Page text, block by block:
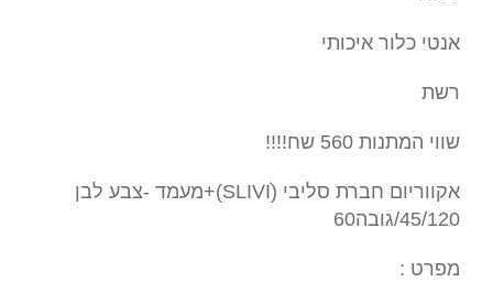
אנטי כלור איכותי
רשת
שווי המתנות 560 שח!!!!
אקווריום חברת סליבי (SLIVIׂׂ)+מעמד -צבע לבן
45/120/גובה60
מפרט :